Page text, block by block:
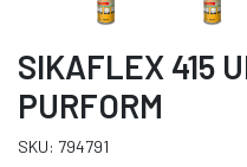
SIKAFLEX 415
PURFORM
SKU: 794791